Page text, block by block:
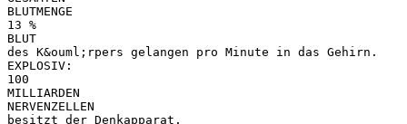
BLUTMENGE
13 %
BLUT
des K&ouml;rpers gelangen pro Minute in das Gehirn.
EXPLOSIV:
100
MILLIARDEN
NERVENZELLEN
besitzt der Denkapparat.